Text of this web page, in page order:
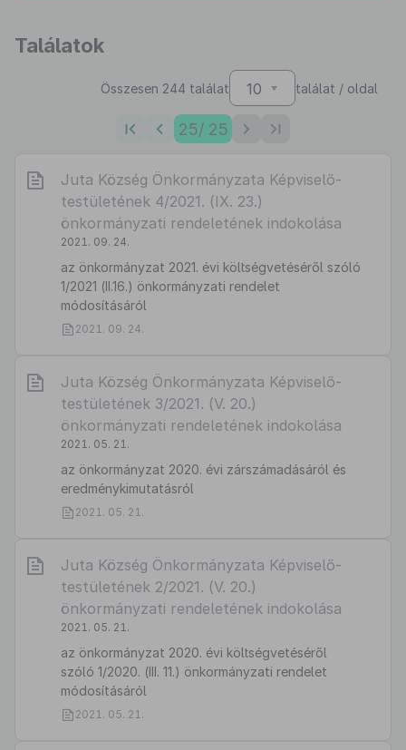
Találatok
Összesen 244 találat 10 találat / oldal
25/ 25
Juta Község Önkormányzata Képviselő-
testületének 4/2021. (IX. 23.)
önkormányzati rendeletének indokolása
2021. 09. 24.
az önkormányzat 2021. évi költségvetéséről szóló
1/2021 (II.16.) önkormányzati rendelet
módosításáról
2021. 09. 24.
Juta Község Önkormányzata Képviselő-
testületének 3/2021. (V. 20.)
önkormányzati rendeletének indokolása
2021. 05. 21.
az önkormányzat 2020. évi zárszámadásáról és
eredménykimutatásról
2021. 05. 21.
Juta Község Önkormányzata Képviselő-
testületének 2/2021. (V. 20.)
önkormányzati rendeletének indokolása
2021. 05. 21.
az önkormányzat 2020. évi költségvetéséről
szóló 1/2020. (III. 11.) önkormányzati rendelet
módosításáról
2021. 05. 21.